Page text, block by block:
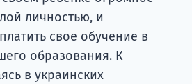
личностью, и
свое обучение в
образования. К
в украинских